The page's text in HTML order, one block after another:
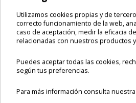
Utilizamos cookies propias y de
correcto funcionamiento de la web,
caso de aceptación, medir la eficacia
relacionadas con nuestros productos
Puedes aceptar todas las cookies,
según tus preferencias.
Para más información consulta nuestra